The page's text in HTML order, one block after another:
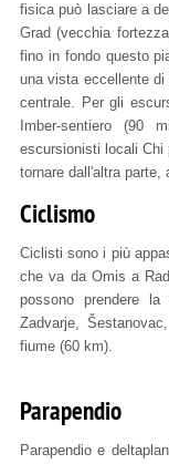
fisica può lasciare a
Grad (vecchia
fino in fondo questo
una vista eccellente
centrale. Per gli
Imber-sentiero (90
escursionisti locali Chi
tornare dall'altra parte,
Ciclismo
Ciclisti sono i più
che va da Omis a
possono prendere
Zadvarje,
fiume (60 km).
Parapendio
Parapendio e